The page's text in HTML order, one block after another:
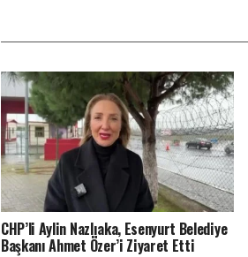
CHP’li Aylin Nazlıaka, Esenyurt Belediye
Başkanı Ahmet Özer’i Ziyaret Etti